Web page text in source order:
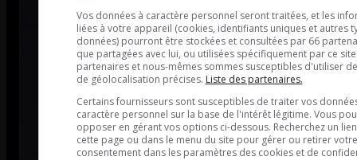
Vos données à caractère personnel seront traitées, et les
liées à votre appareil (cookies, identifiants uniques et autres
données) pourront être stockées et consultées par 66
que partagées avec lui, ou utilisées spécifiquement par ce
partenaires et nous-mêmes sommes susceptibles d'utiliser
de géolocalisation précises. Liste des partenaires.
Certains fournisseurs sont susceptibles de traiter vos
caractère personnel sur la base de l'intérêt légitime. Vous
opposer en gérant vos options ci-dessous. Recherchez un
cette page ou dans le menu du site pour gérer ou retirer votre
consentement dans les paramètres des cookies et de